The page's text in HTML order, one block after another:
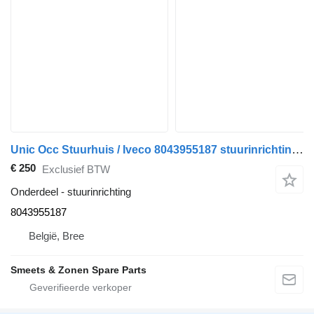
Unic Occ Stuurhuis / Iveco 8043955187 stuurinrichting voor vrachtwagen
€ 250 Exclusief BTW
Onderdeel - stuurinrichting
8043955187
België, Bree
Smeets & Zonen Spare Parts